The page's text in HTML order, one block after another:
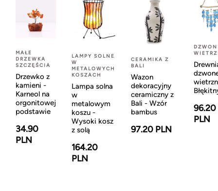
MAŁE
DRZEWKA
SZCZĘŚCIA
Drzewko z
kamieni -
Karneol na
orgonitowej
podstawie
34.90
PLN
LAMPY SOLNE
W
METALOWYCH
KOSZACH
Lampa solna
w
metalowym
koszu -
Wysoki kosz
z solą
164.20
PLN
CERAMIKA Z
BALI
Wazon
dekoracyjny
ceramiczny z
Bali - Wzór
bambus
97.20 PLN
96.20
PLN